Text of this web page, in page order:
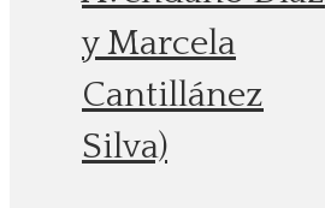
y Marcela
Cantillánez
Silva)